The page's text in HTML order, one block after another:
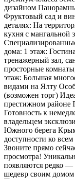
дизайном
Фруктовый сад и
деталях: На
кухня с мангальной
дома: 1 этаж:
тренажерный зал,
просторные
этаж: Большая
видами на Ялту
(возможен торг)
престижном районе
Готовность к
владельцем
Южного берега
доступности ко
Звоните прямо
просмотра!
появляются редко —
шедевр своим